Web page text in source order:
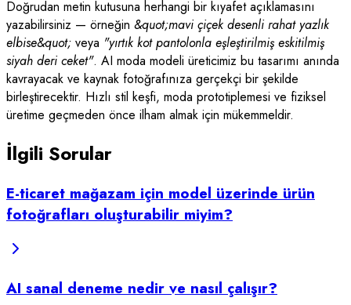
Doğrudan metin kutusuna herhangi bir kıyafet açıklamasını
yazabilirsiniz — örneğin &quot;mavi çiçek desenli rahat yazlık
elbise&quot; veya "yırtık kot pantolonla eşleştirilmiş eskitilmiş
siyah deri ceket". AI moda modeli üreticimiz bu tasarımı anında
kavrayacak ve kaynak fotoğrafınıza gerçekçi bir şekilde
birleştirecektir. Hızlı stil keşfi, moda prototiplemesi ve fiziksel
üretime geçmeden önce ilham almak için mükemmeldir.
İlgili Sorular
E-ticaret mağazam için model üzerinde ürün
fotoğrafları oluşturabilir miyim?
AI sanal deneme nedir ve nasıl çalışır?